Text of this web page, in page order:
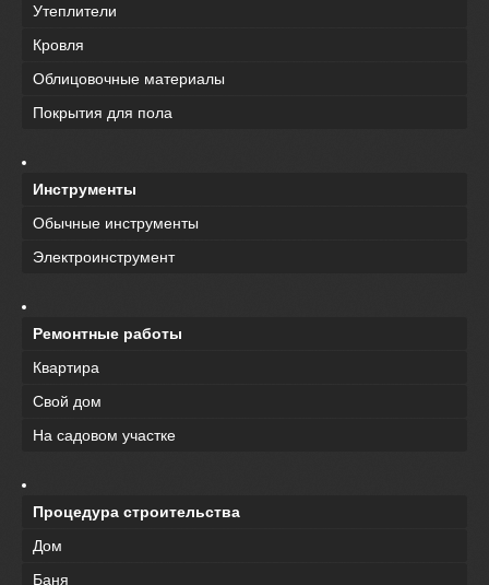
Утеплители
Кровля
Облицовочные материалы
Покрытия для пола
Инструменты
Обычные инструменты
Электроинструмент
Ремонтные работы
Квартира
Свой дом
На садовом участке
Процедура строительства
Дом
Баня